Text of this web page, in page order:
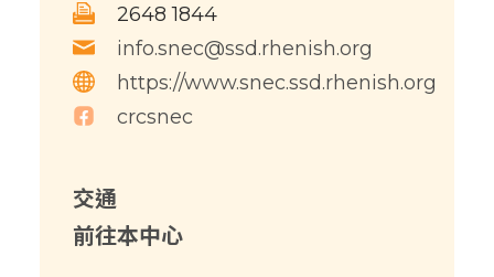
2648 1844
info.snec@ssd.rhenish.org
https://www.snec.ssd.rhenish.org
crcsnec
交通
前往本中心